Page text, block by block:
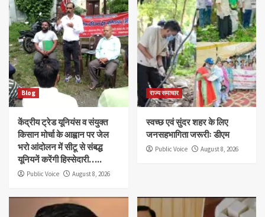
Blog
केंद्रीय ट्रेड यूनियंस व संयुक्त
किसान मोर्चा के आह्वान पर जेल
भरो आंदोलन में सीटू से संबद्ध
यूनियनें करेंगी हिस्सेदारी…..
Public Voice August 8, 2026
राज्य समाचार
स्वच्छ एवं सुंदर शहर के लिए
जनसहभागिता जरूरीः डीएम
Public Voice August 8, 2026